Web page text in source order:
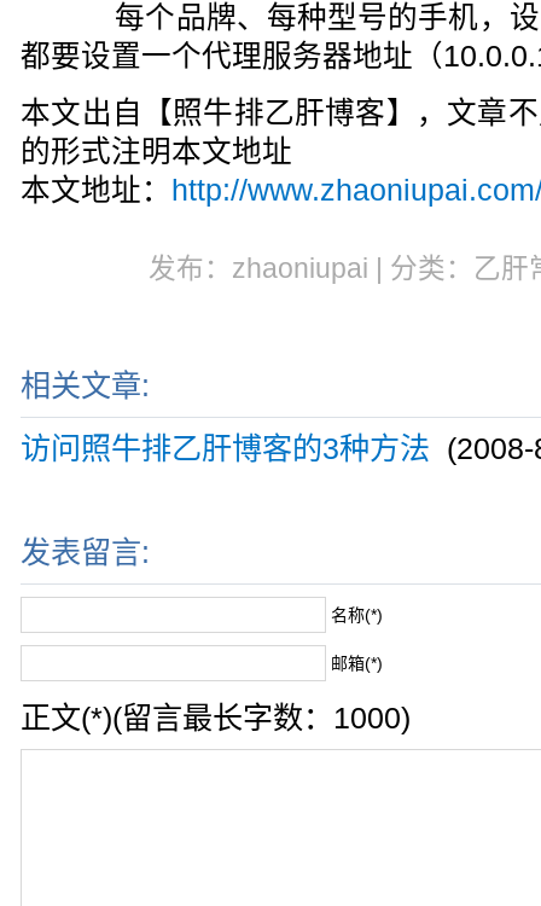
每个品牌、每种型号的手机，设
都要设置一个代理服务器地址（
本文出自【照牛排乙肝博客】，文章
的形式注明本文地址
本文地址：
http://
发布：zhaoniupai | 分类：乙肝
相关文章:
访问照牛排乙肝博客的3种方法
发表留言:
名称(*)
邮箱(*)
正文(*)(留言最长字数：1000)